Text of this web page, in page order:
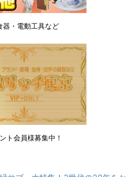
器・電動工具など
ト会員様募集中！